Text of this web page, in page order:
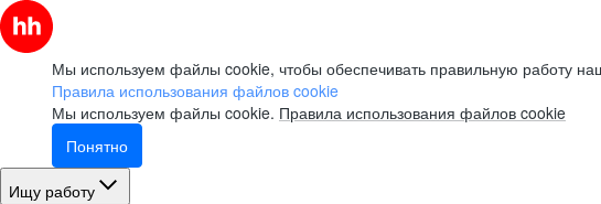
Мы используем файлы cookie, чтобы обеспечивать правильную работу
Правила использования файлов cookie
Мы используем файлы cookie. Правила использования файлов cookie
Понятно
Ищу работу